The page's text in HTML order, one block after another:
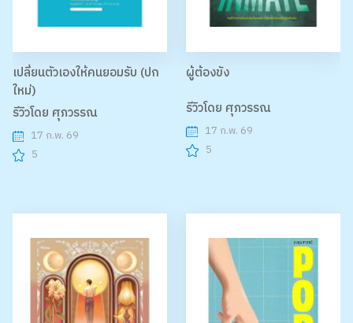
เปลี่ยนตัวเองให้คนยอมรับ (ปก
ใหม่)
รีวิวโดย ศุภวรรณ
17 ก.พ. 69
5
ผู้ต้องขัง
รีวิวโดย ศุภวรรณ
17 ก.พ. 69
5